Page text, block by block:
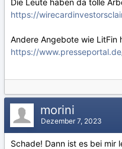
Die Leute haben da tolle
https://
Andere Angebote wie LitFin
https://
morini
Dezember 7, 2023
Schade! Dann ist es bei mir